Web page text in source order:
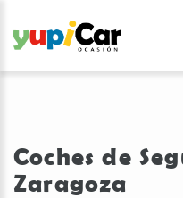
Coches de
Zaragoza